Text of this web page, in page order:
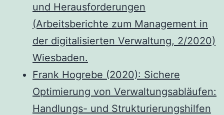
und Herausforderungen
(Arbeitsberichte zum Management in
der digitalisierten Verwaltung, 2/2020)
Wiesbaden.
Frank Hogrebe (2020): Sichere
Optimierung von Verwaltungsabläufen:
Handlungs- und Strukturierungshilfen